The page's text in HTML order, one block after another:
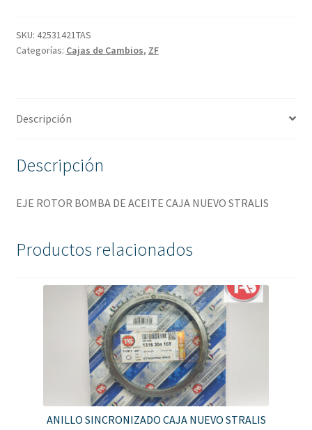
SKU: 42531421TAS
Categorías: Cajas de Cambios, ZF
Descripción
Descripción
EJE ROTOR BOMBA DE ACEITE CAJA NUEVO STRALIS
Productos relacionados
ANILLO SINCRONIZADO CAJA NUEVO STRALIS